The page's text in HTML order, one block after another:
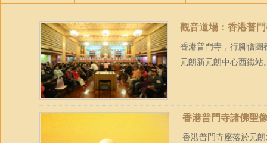
觀音道場：香港普
香港普門寺，行腳僧團
元朗新元朗中心西鐵站
香港普門寺諸佛聖
香港普門寺座落於元